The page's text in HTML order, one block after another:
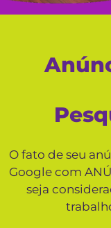
O fato de seu
Google com
seja